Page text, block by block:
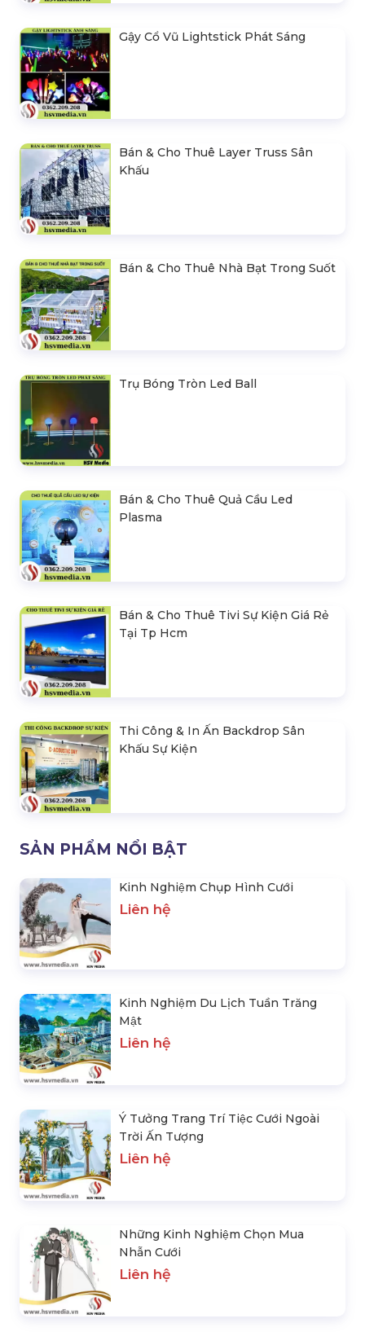
Gậy Cổ Vũ Lightstick Phát Sáng
Bán & Cho Thuê Layer Truss Sân
Khấu
Bán & Cho Thuê Nhà Bạt Trong Suốt
Trụ Bóng Tròn Led Ball
Bán & Cho Thuê Quả Cầu Led
Plasma
Bán & Cho Thuê Tivi Sự Kiện Giá Rẻ
Tại Tp Hcm
Thi Công & In Ấn Backdrop Sân
Khấu Sự Kiện
SẢN PHẨM NỔI BẬT
Kinh Nghiệm Chụp Hình Cưới
Liên hệ
Kinh Nghiệm Du Lịch Tuần Trăng
Mật
Liên hệ
Ý Tưởng Trang Trí Tiệc Cưới Ngoài
Trời Ấn Tượng
Liên hệ
Những Kinh Nghiệm Chọn Mua
Nhẫn Cưới
Liên hệ